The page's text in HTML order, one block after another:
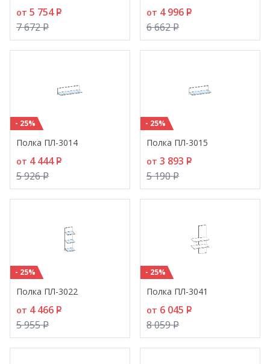
от 5 754P
7 672P
от 4 996 P
6 662P
- 25%
Полка ПЛ-3014
от 4 444P
5 926P
- 25%
Полка ПЛ-3015
от 3 893 P
5 190P
- 25%
Полка ПЛ-3022
от 4 466 P
5 955P
- 25%
Полка ПЛ-3041
от 6 045 P
8 059P